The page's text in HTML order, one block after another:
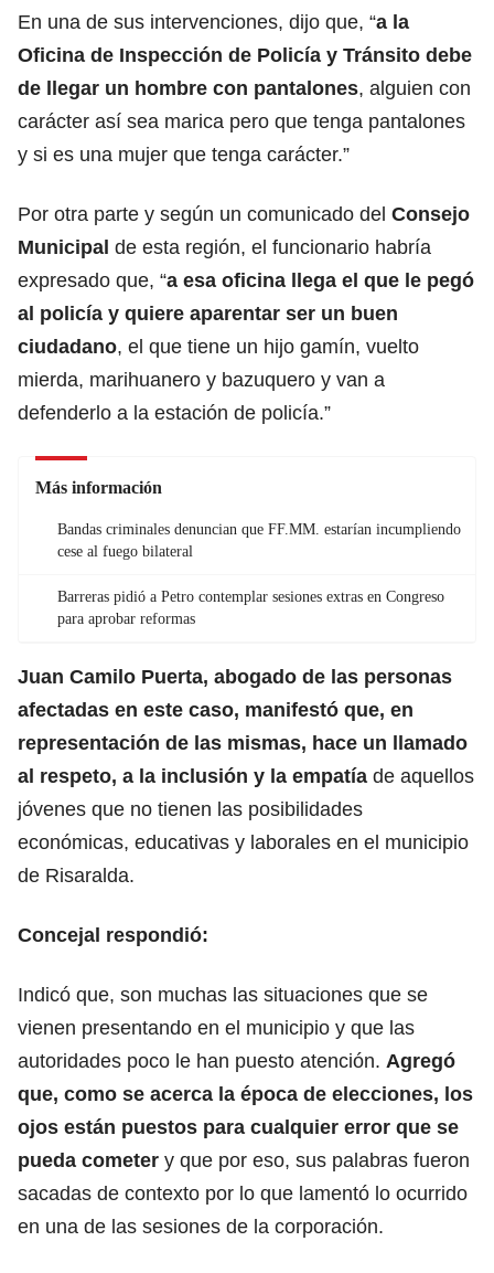
En una de sus intervenciones, dijo que, “a la
Oficina de Inspección de Policía y Tránsito debe
de llegar un hombre con pantalones, alguien con
carácter así sea marica pero que tenga pantalones
y si es una mujer que tenga carácter.”
Por otra parte y según un comunicado del Consejo
Municipal de esta región, el funcionario habría
expresado que, “a esa oficina llega el que le pegó
al policía y quiere aparentar ser un buen
ciudadano, el que tiene un hijo gamín, vuelto
mierda, marihuanero y bazuquero y van a
defenderlo a la estación de policía.”
Más información
Bandas criminales denuncian que FF.MM. estarían incumpliendo
cese al fuego bilateral
Barreras pidió a Petro contemplar sesiones extras en Congreso
para aprobar reformas
Juan Camilo Puerta, abogado de las personas
afectadas en este caso, manifestó que, en
representación de las mismas, hace un llamado
al respeto, a la inclusión y la empatía de aquellos
jóvenes que no tienen las posibilidades
económicas, educativas y laborales en el municipio
de Risaralda.
Concejal respondió:
Indicó que, son muchas las situaciones que se
vienen presentando en el municipio y que las
autoridades poco le han puesto atención. Agregó
que, como se acerca la época de elecciones, los
ojos están puestos para cualquier error que se
pueda cometer y que por eso, sus palabras fueron
sacadas de contexto por lo que lamentó lo ocurrido
en una de las sesiones de la corporación.